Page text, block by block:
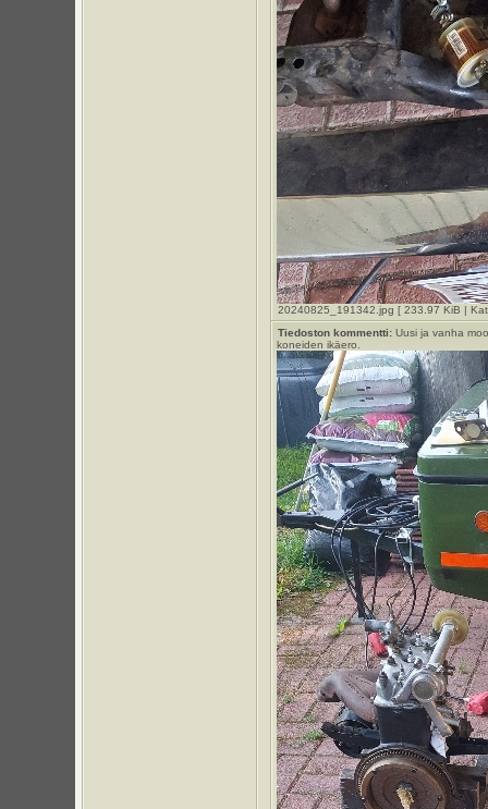
20240825_191342.jpg [ 233.97 KiB |
Tiedoston kommentti:Uusi ja vanha
koneiden ikäero.